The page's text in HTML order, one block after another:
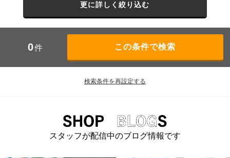
更に詳しく絞り込む
0件
検索条件を再設定する
スタッフが配信中のブログ情報です